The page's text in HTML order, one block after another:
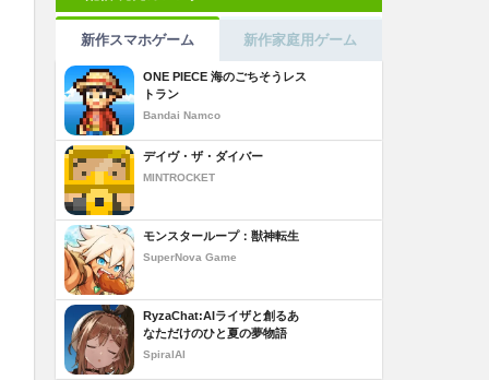
新作スマホゲーム 新作家庭用ゲーム
ONE PIECE 海のごちそうレス
トラン
Bandai Namco
デイヴ・ザ・ダイバー
MINTROCKET
モンスターループ：獣神転生
SuperNova Game
RyzaChat:AIライザと創るあ
なただけのひと夏の夢物語
SpiralAI